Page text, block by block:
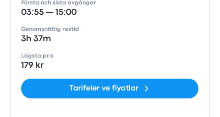
Första och sista avgångar
03:55 — 15:00
Genomsnittlig restid
3h 37m
Lägsta pris
179 kr
Tarifeler ve fiyatlar